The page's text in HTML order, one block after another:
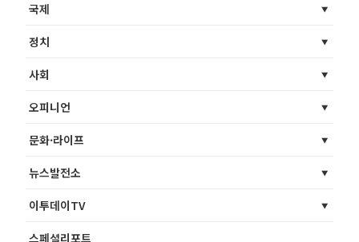
국제
정치
사회
오피니언
문화·라이프
뉴스발전소
이투데이TV
스페셜리포트